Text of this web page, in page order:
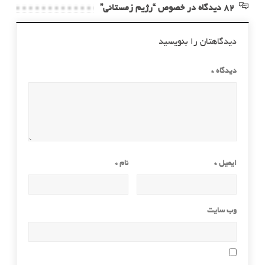
دیدگاهتان را بنویسید
دیدگاه *
نام* ایمیل *
وب‌ سایت